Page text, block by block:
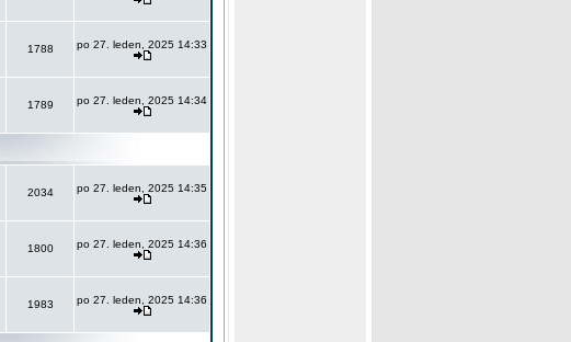
1788 po 27. leden, 2025 14:33
1789 po 27. leden, 2025 14:34
2034 po 27. leden, 2025 14:35
1800 po 27. leden, 2025 14:36
1983 po 27. leden, 2025 14:36